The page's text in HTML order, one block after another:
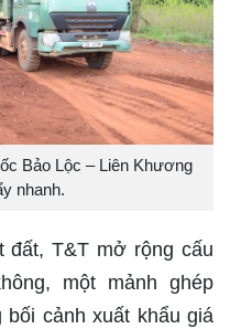
Bảo Lộc – Liên Khương
nhanh.
đất, T&T mở rộng cấu
một mảnh ghép
bối cảnh xuất khẩu giá